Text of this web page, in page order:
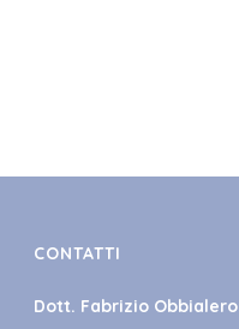
CONTATTI
Dott. Fabrizio Obbialero